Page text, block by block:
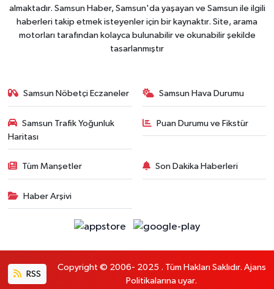
almaktadır. Samsun Haber, Samsun'da yaşayan ve Samsun ile ilgili
haberleri takip etmek isteyenler için bir kaynaktır. Site, arama
motorları tarafından kolayca bulunabilir ve okunabilir şekilde
tasarlanmıştır
Samsun Nöbetçi Eczaneler Samsun Hava Durumu
Samsun Trafik Yoğunluk
Haritası
Puan Durumu ve Fikstür
Tüm Manşetler Son Dakika Haberleri
Haber Arşivi
RSS
Copyright © 2006- 2025 . Tüm Hakları Saklıdır. Ajans
Politikalarına uyar.